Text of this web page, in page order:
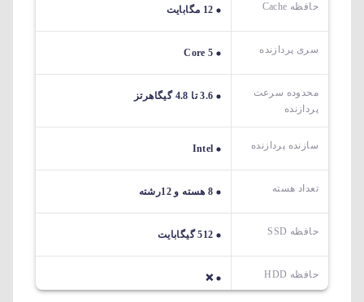
حافظه Cache 12 مگابایت
سری پردازنده Core 5
محدوده سرعت
پردازنده
3.6 تا 4.8 گیگاهرتز
سازنده پردازنده Intel
تعداد هسته 8 هسته و 12رشته
حافظه SSD 512 گیگابایت
حافظه HDD ❌